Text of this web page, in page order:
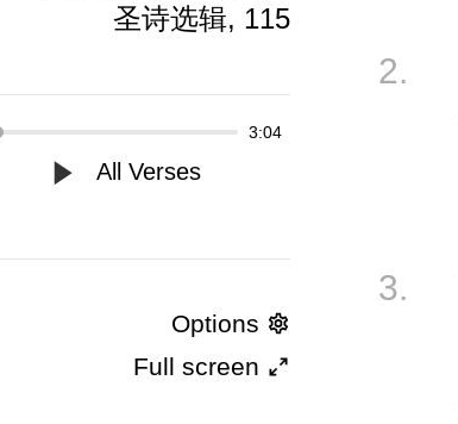
圣诗选辑, 115
3:04
All Verses
Options
Full screen
2.
3.